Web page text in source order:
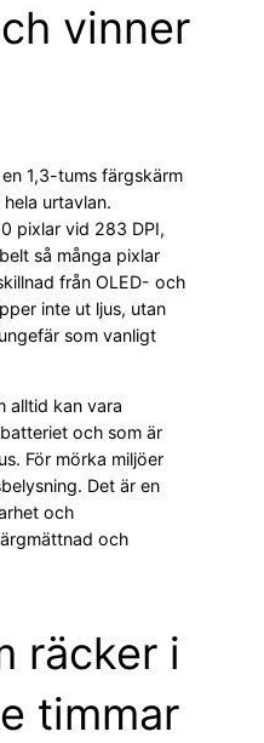
vinner
1,3-tums färgskärm
urtavlan.
pixlar vid 283 DPI,
så många pixlar
från OLED- och
inte ut ljus, utan
som vanligt
alltid kan vara
och som är
För mörka miljöer
Det är en
och
och
räcker i
timmar